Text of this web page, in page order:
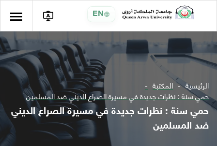
EN
الرئيسية المكتبة
حمي سنة : نظرات جديدة في مسيرة الصراع الديني ضد المسلمين
حمي سنة : نظرات جديدة في مسيرة الصراع الديني
ضد المسلمين